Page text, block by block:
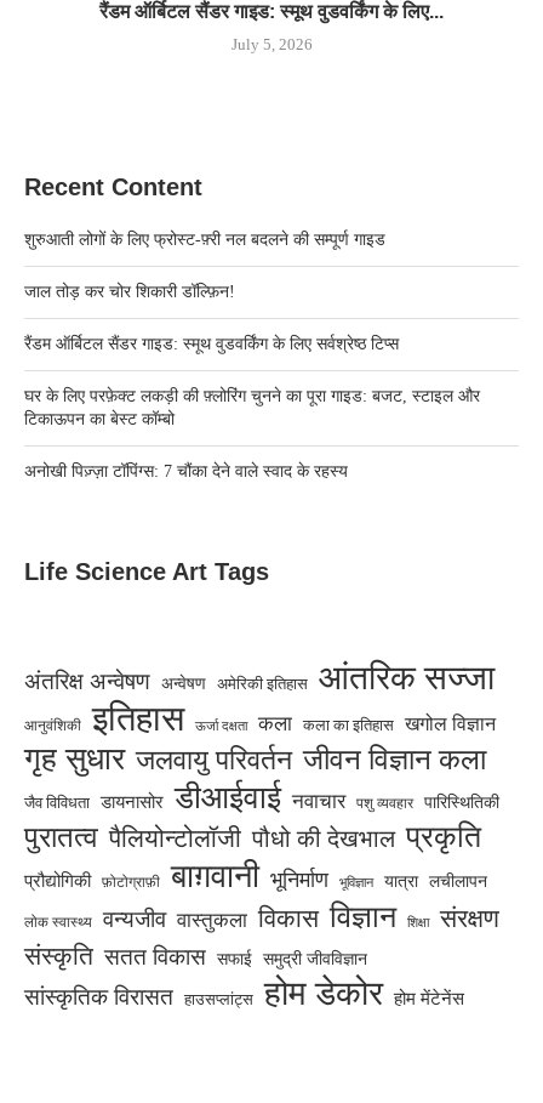
रैंडम ऑर्बिटल सैंडर गाइड: स्मूथ वुडवर्किंग के लिए...
July 5, 2026
Recent Content
शुरुआती लोगों के लिए फ्रोस्ट-फ़्री नल बदलने की सम्पूर्ण गाइड
जाल तोड़ कर चोर शिकारी डॉल्फ़िन!
रैंडम ऑर्बिटल सैंडर गाइड: स्मूथ वुडवर्किंग के लिए सर्वश्रेष्ठ टिप्स
घर के लिए परफ़ेक्ट लकड़ी की फ़्लोरिंग चुनने का पूरा गाइड: बजट, स्टाइल और
टिकाऊपन का बेस्ट कॉम्बो
अनोखी पिज़्ज़ा टॉपिंग्स: 7 चौंका देने वाले स्वाद के रहस्य
Life Science Art Tags
अंतरिक्ष अन्वेषण अन्वेषण अमेरिकी इतिहास आंतरिक सज्जा
आनुवंशिकी इतिहास ऊर्जा दक्षता कला कला का इतिहास खगोल विज्ञान
गृह सुधार जलवायु परिवर्तन जीवन विज्ञान कला
जैव विविधता डायनासोर डीआईवाई नवाचार पशु व्यवहार पारिस्थितिकी
पुरातत्व पैलियोन्टोलॉजी पौधो की देखभाल प्रकृति
प्रौद्योगिकी फ़ोटोग्राफ़ी बाग़वानी भूनिर्माण भूविज्ञान यात्रा लचीलापन
लोक स्वास्थ्य वन्यजीव वास्तुकला विकास विज्ञान शिक्षा
संरक्षण
संस्कृति सतत विकास सफाई समुद्री जीवविज्ञान
सांस्कृतिक विरासत हाउसप्लांट्स होम डेकोर होम मेंटेनेंस